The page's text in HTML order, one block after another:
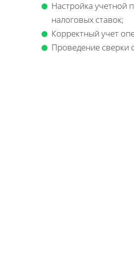
Настройка учетной
налоговых ставок;
Корректный учет
Проведение сверки